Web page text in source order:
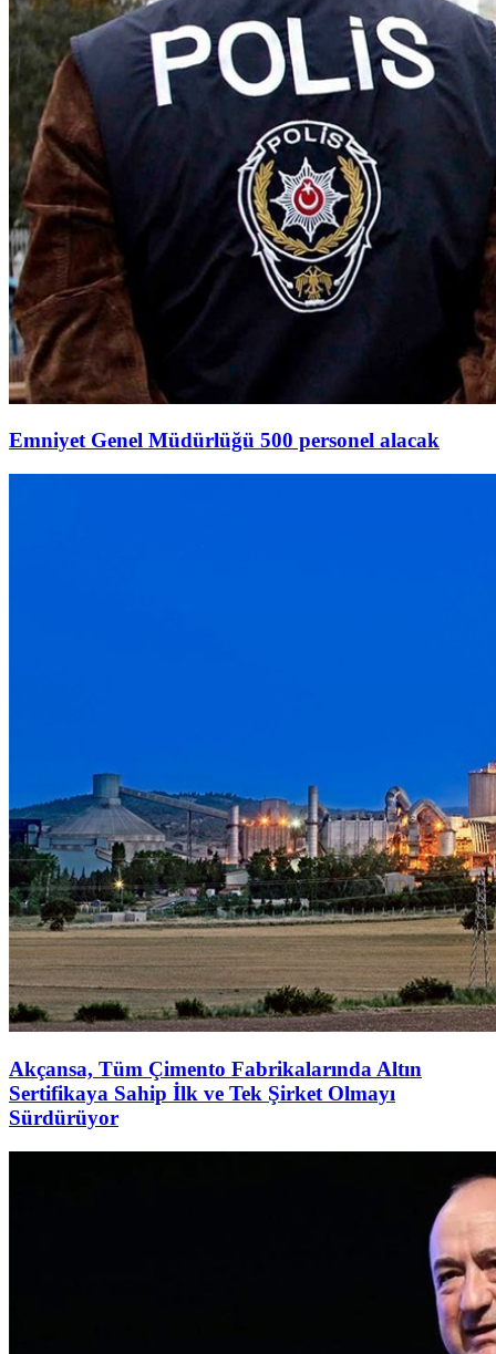
Emniyet Genel Müdürlüğü 500 personel alacak
Akçansa, Tüm Çimento Fabrikalarında Altın
Sertifikaya Sahip İlk ve Tek Şirket Olmayı
Sürdürüyor